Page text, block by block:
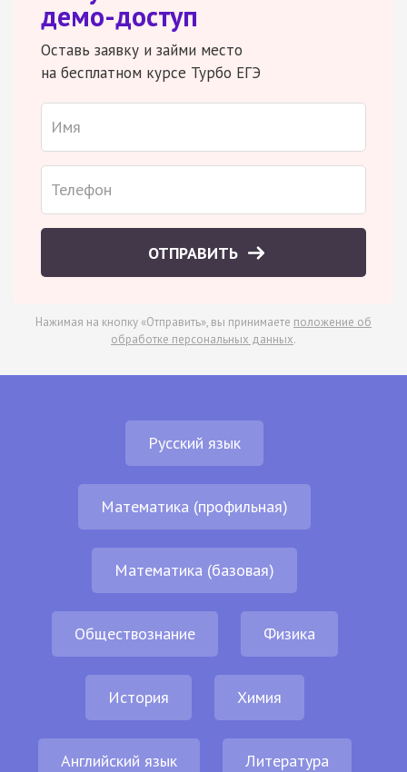
демо-доступ
Оставь заявку и займи место
на бесплатном курсе Турбо ЕГЭ
ОТПРАВИТЬ
Нажимая на кнопку «Отправить», вы принимаете положение об
обработке персональных данных.
Русский язык
Математика (профильная)
Математика (базовая)
Обществознание Физика
История Химия
Английский язык Литература